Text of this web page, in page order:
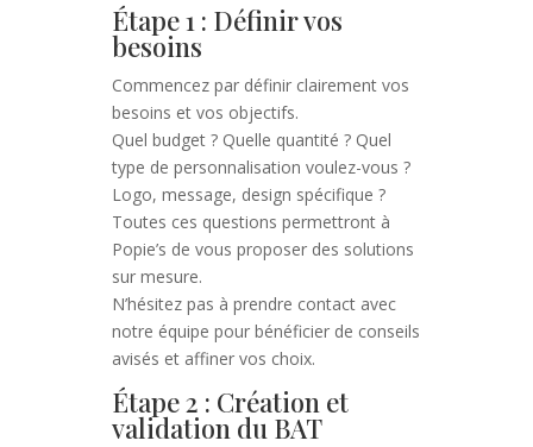
Étape 1 : Définir vos
besoins
Commencez par définir clairement vos
besoins et vos objectifs.
Quel budget ? Quelle quantité ? Quel
type de personnalisation voulez-vous ?
Logo, message, design spécifique ?
Toutes ces questions permettront à
Popie’s de vous proposer des solutions
sur mesure.
N’hésitez pas à prendre contact avec
notre équipe pour bénéficier de conseils
avisés et affiner vos choix.
Étape 2 : Création et
validation du BAT